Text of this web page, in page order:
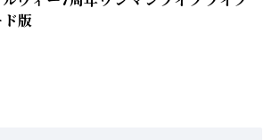
版